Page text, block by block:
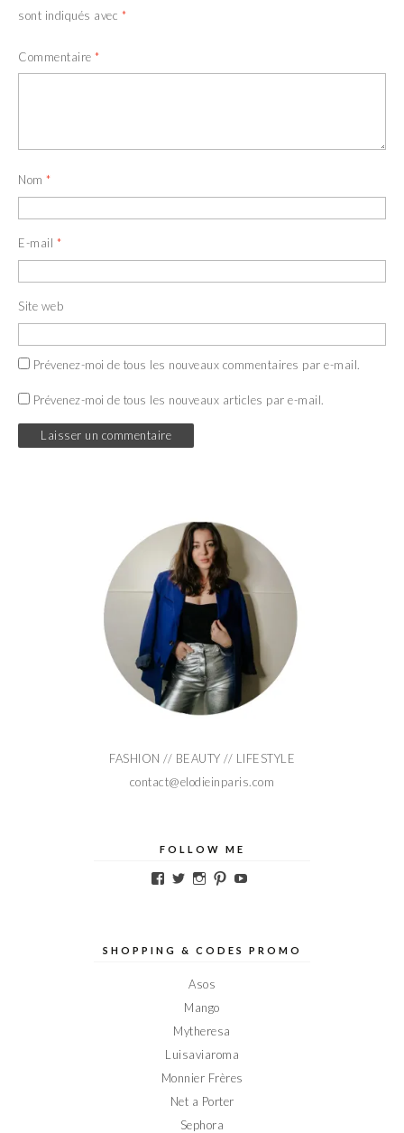
sont indiqués avec *
Commentaire *
Nom *
E-mail *
Site web
Prévenez-moi de tous les nouveaux commentaires par e-mail.
Prévenez-moi de tous les nouveaux articles par e-mail.
FASHION // BEAUTY // LIFESTYLE
contact@elodieinparis.com
FOLLOW ME
Voir
sur
Voir
sur
Voir
sur
Voir
sur sur
SHOPPING & CODES PROMO
Asos
Mango
Mytheresa
Luisaviaroma
Monnier Frères
Net a Porter
Sephora